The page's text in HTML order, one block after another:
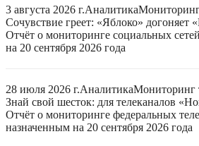
3 августа 2026 г.Аналитика
Сочувствие греет: «Яблоко»
Отчёт о мониторинге социальных
на 20 сентября 2026 года
28 июля 2026 г.АналитикаМониторинг
Знай свой шесток: для телеканалов
Отчёт о мониторинге федеральных
назначенным на 20 сентября 2026 года